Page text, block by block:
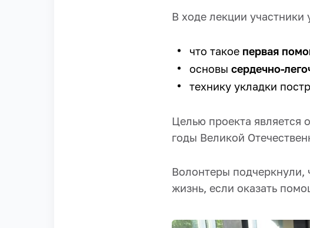
В ходе лекции участники
что такое первая
основы сердечно-
технику укладки
Целью проекта является
годы Великой
Волонтеры подчеркнули,
жизнь, если оказать